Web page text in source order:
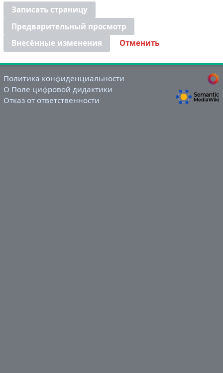
Записать страницу
Предварительный просмотр
Внесённые изменения
Отменить
Политика конфиденциальности
О Поле цифровой дидактики
Отказ от ответственности